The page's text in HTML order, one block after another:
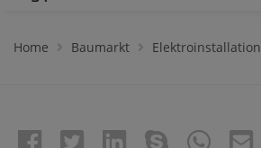
Home Baumarkt Elektroinstallation